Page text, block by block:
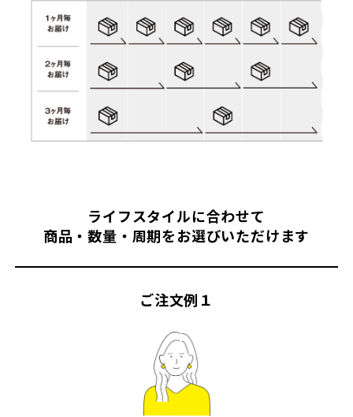
ライフスタイルに合わせて
商品・数量・周期をお選びいただけます
ご注文例１